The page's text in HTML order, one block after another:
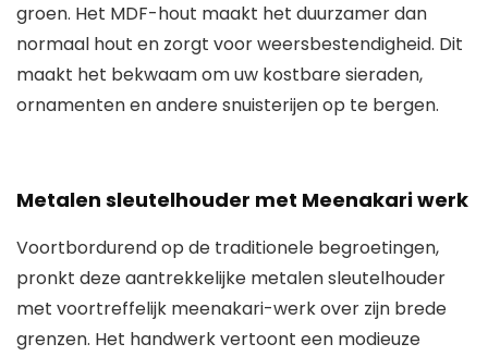
groen. Het MDF-hout maakt het duurzamer dan
normaal hout en zorgt voor weersbestendigheid. Dit
maakt het bekwaam om uw kostbare sieraden,
ornamenten en andere snuisterijen op te bergen.
Metalen sleutelhouder met Meenakari werk
Voortbordurend op de traditionele begroetingen,
pronkt deze aantrekkelijke metalen sleutelhouder
met voortreffelijk meenakari-werk over zijn brede
grenzen. Het handwerk vertoont een modieuze